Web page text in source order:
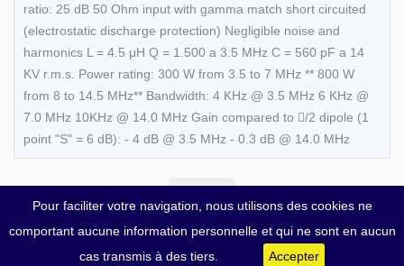
Pour faciliter votre navigation, nous utilisons des cookies ne
comportant aucune information personnelle et qui ne sont en aucun
cas transmis à des tiers.
Accepter
ratio: 25 dB 50 Ohm input with gamma match short circuited
(electrostatic discharge protection) Negligible noise and
harmonics L = 4.5 μH Q = 1.500 a 3.5 MHz C = 560 pF a 14
KV r.m.s. Power rating: 300 W from 3.5 to 7 MHz ** 800 W
from 8 to 14.5 MHz** Bandwidth: 4 KHz @ 3.5 MHz 6 KHz @
7.0 MHz 10KHz @ 14.0 MHz Gain compared to /2 dipole (1
point "S" = 6 dB): - 4 dB @ 3.5 MHz - 0.3 dB @ 14.0 MHz